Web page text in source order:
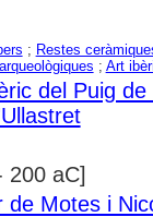
; Restes
; Art
del Puig
200 aC]
de Motes i